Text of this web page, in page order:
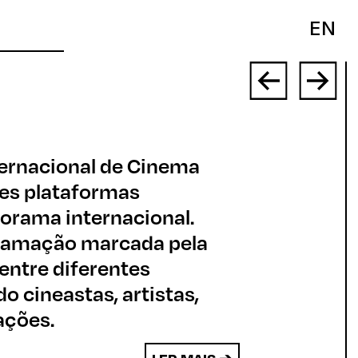
de Cinema
plataformas
internacional.
marcada pela
diferentes
cineastas, artistas,
EN